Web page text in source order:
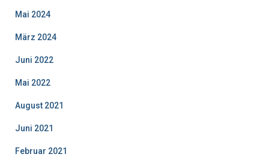
Mai 2024
März 2024
Juni 2022
Mai 2022
August 2021
Juni 2021
Februar 2021